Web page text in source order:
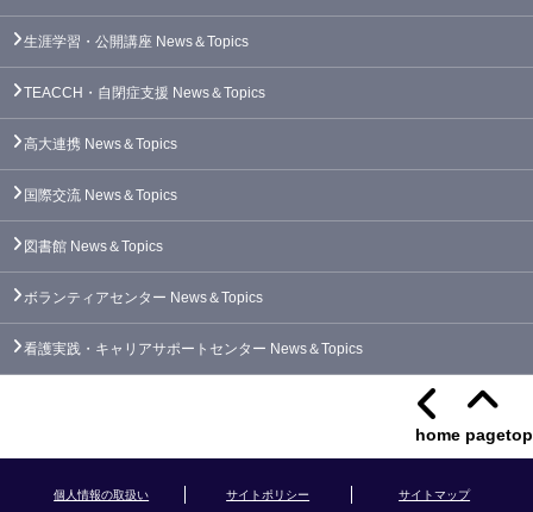
生涯学習・公開講座 News＆Topics
TEACCH・自閉症支援 News＆Topics
高大連携 News＆Topics
国際交流 News＆Topics
図書館 News＆Topics
ボランティアセンター News＆Topics
看護実践・キャリアサポートセンター News＆Topics
pagetop
home
サイトマップ
サイトポリシー
個人情報の取扱い